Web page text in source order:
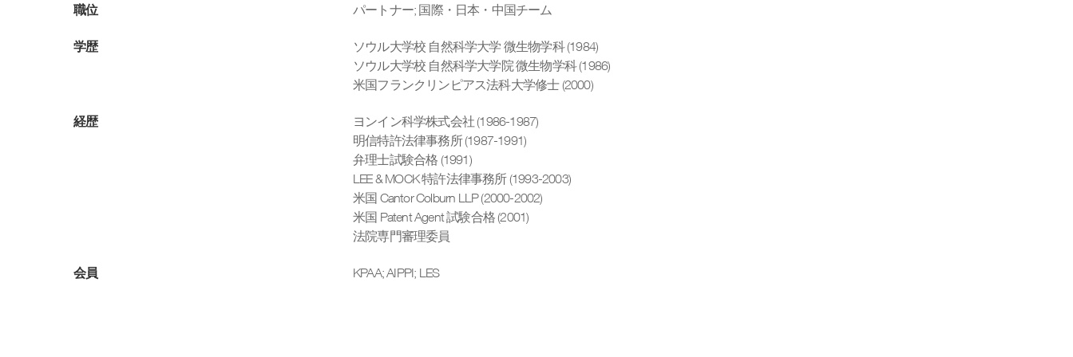
職位 パートナー; 国際・日本・中国チーム
学歴
ソウル大学校 自然科学大学 微生物学科 (1984)
ソウル大学校 自然科学大学院 微生物学科 (1986)
米国フランクリンピアス法科大学修士 (2000)
経歴
ヨンイン科学株式会社 (1986-1987)
明信特許法律事務所 (1987-1991)
弁理士試験合格 (1991)
LEE & MOCK 特許法律事務所 (1993-2003)
米国 Cantor Colburn LLP (2000-2002)
米国 Patent Agent 試験合格 (2001)
法院専門審理委員
会員 KPAA; AIPPI; LES